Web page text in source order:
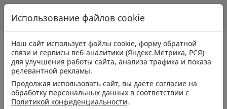
Использование файлов cookie
Наш сайт использует файлы cookie, форму обратной
связи и сервисы веб-аналитики (Яндекс.Метрика, РСЯ)
для улучшения работы сайта, анализа трафика и показа
релевантной рекламы.
Продолжая использовать сайт, вы даёте согласие на
обработку персональных данных в соответствии с
Политикой конфиденциальности.